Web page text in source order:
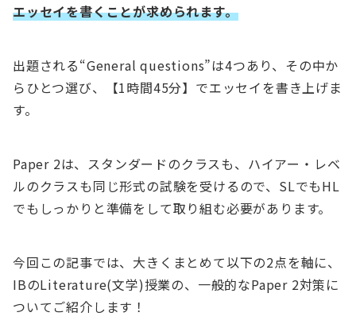
エッセイを書くことが求められます。
出題される“General questions”は4つあり、その中か
らひとつ選び、【1時間45分】でエッセイを書き上げま
す。
Paper 2は、スタンダードのクラスも、ハイアー・レベ
ルのクラスも同じ形式の試験を受けるので、SLでもHL
でもしっかりと準備をして取り組む必要があります。
今回この記事では、大きくまとめて以下の2点を軸に、
IBのLiterature(文学)授業の、一般的なPaper 2対策に
ついてご紹介します！